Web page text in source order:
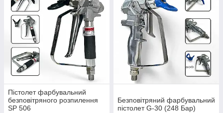
Пістолет фарбувальний
безповітряного розпилення
SP 506
Безповітряний фарбувальний
пістолет G-30 (248 Бар)